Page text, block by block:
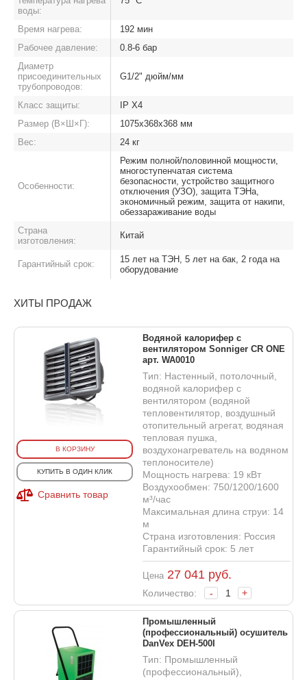
воды:
Время нагрева:
192 мин
Рабочее давление:
0.8-6 бар
Диаметр
присоединительных
трубопроводов:
G1/2" дюйм/мм
Класс защиты:
IP X4
Размер (В×Ш×Г):
1075x368х368 мм
Вес:
24 кг
Особенности:
Режим полной/половинной мощности,
многоступенчатая система
безопасности, устройство защитного
отключения (УЗО), защита ТЭНа,
экономичный режим, защита от накипи,
обеззараживание воды
Страна
изготовления:
Китай
Гарантийный срок:
15 лет на ТЭН, 5 лет на бак, 2 года на
оборудование
ХИТЫ ПРОДАЖ
В КОРЗИНУ
КУПИТЬ В ОДИН КЛИК
Сравнить товар
Водяной калорифер с
вентилятором Sonniger CR ONE
арт. WA0010
Тип: Настенный, потолочный,
водяной калорифер с
вентилятором (водяной
тепловентилятор, воздушный
отопительный агрегат, водяная
тепловая пушка,
воздухонагреватель на водяном
теплоносителе)
Мощность нагрева: 19 кВт
Воздухообмен: 750/1200/1600
м³/час
Максимальная длина струи: 14
м
Страна изготовления: Россия
Гарантийный срок: 5 лет
Цена 27 041 руб.
Количество: - +
Промышленный
(профессиональный) осушитель
DanVex DEH-500I
Тип: Промышленный
(профессиональный),